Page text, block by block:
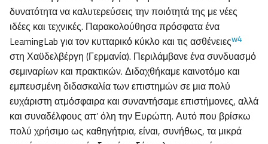
δυνατότητα να καλυτερεύσεις την ποιότητά της με νέες
ιδέες και τεχνικές. Παρακολούθησα πρόσφατα ένα
LearningLab για τον κυτταρικό κύκλο και τις ασθένειεςw4
στη Χαϋδελβέργη (Γερμανία). Περιλάμβανε ένα συνδυασμό
σεμιναρίων και πρακτικών. Διδαχθήκαμε καινοτόμο και
εμπευσμένη διδασκαλία των επιστημών σε μια πολύ
ευχάριστη ατμόσφαιρα και συναντήσαμε επιστήμονες, αλλά
και συναδέλφους απ’ όλη την Ευρώπη. Αυτό που βρίσκω
πολύ χρήσιμο ως καθηγήτρια, είναι, συνήθως, τα μικρά